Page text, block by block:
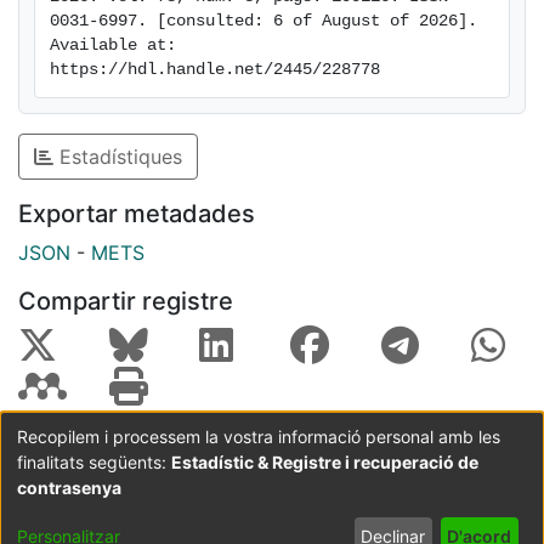
0031-6997. [consulted: 6 of August of 2026].
Available at:
https://hdl.handle.net/2445/228778
Estadístiques
Exportar metadades
JSON - METS
Compartir registre
Coordinació:CRAI UB Avís legal
Metadades
subjectes a:
Configuració
Recopilem i processem la vostra informació personal amb les
finalitats següents: Estadístic & Registre i recuperació de
contrasenya
Personalitzar Declinar D'acord